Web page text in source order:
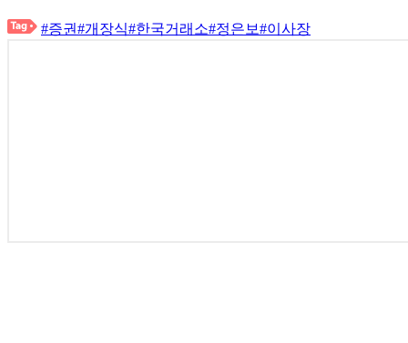
#증권#개장식#한국거래소#정은보#이사장